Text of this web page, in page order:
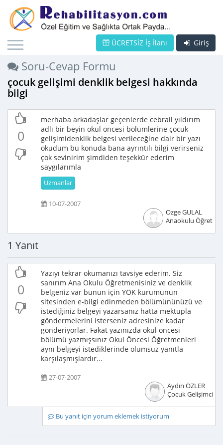
Giriş
ÜCRETSİZ İş İlanı
Soru-Cevap Formu
çocuk gelişimi denklik belgesi hakkında
bilgi
0
merhaba arkadaşlar geçenlerde cebrail yıldırım
adlı bir beyin okul öncesi bölümlerine çocuk
gelişimidenklik belgesi verileceğine dair bir yazı
okudum bu konuda bana ayrıntılı bilgi verirseniz
çok sevinirim şimdiden teşekkür ederim
saygılarımla
Uzmanlar
10-07-2007
Ozge GULAL
Anaokulu
1 Yanıt
0
Yazıyı tekrar okumanızı tavsiye ederim. Siz
sanırım Ana Okulu Öğretmenisiniz ve denklik
belgeniz var bunun için YÖK kurumunun
sitesinden e-bilgi edinmeden bölümününüzü ve
istediğiniz belgeyi yazarsanız hatta mektupla
göndermelerini isterseniz adresinize kadar
gönderiyorlar. Fakat yazınızda okul öncesi
bölümü yazmışsınız Okul Öncesi Öğretmenleri
aynı belgeyi istediklerinde olumsuz yanıtla
karşılaşmışlardır...
27-07-2007
Aydın ÖZLER
Çocuk Gelişimcisi
Bu yanıt için yorum eklemek istiyorum